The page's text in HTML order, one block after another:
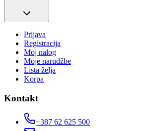
Prijava
Registracija
Moj nalog
Moje narudžbe
Lista želja
Korpa
Kontakt
+387 62 625 500